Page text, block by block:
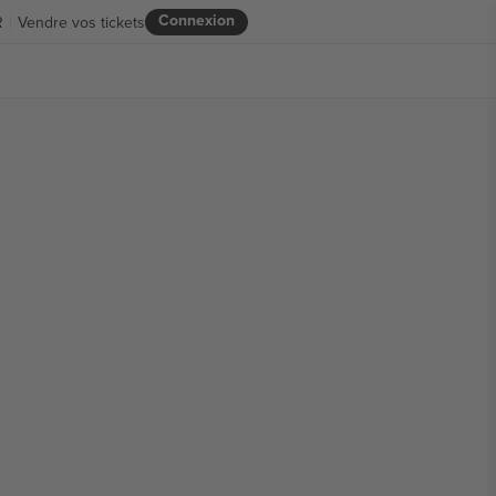
Connexion
Vendre vos tickets